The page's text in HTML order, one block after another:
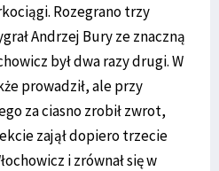
Rozegrano trzy
Andrzej Bury ze znaczną
był dwa razy drugi. W
prowadził, ale przy
za ciasno zrobił zwrot,
zajął dopiero trzecie
i zrównał się w